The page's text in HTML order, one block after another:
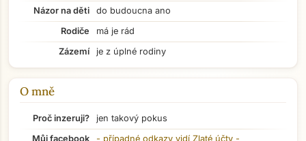
Názor na děti
do budoucna ano
Rodiče
má je rád
Zázemí
je z úplné rodiny
O mně
Proč inzeruji?
jen takový pokus
Můj facebook
- případné odkazy vidí Zlaté účty -